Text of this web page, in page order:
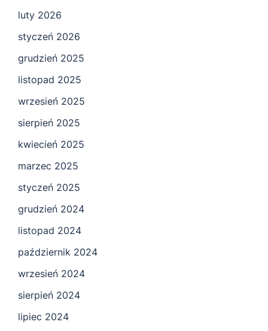
luty 2026
styczeń 2026
grudzień 2025
listopad 2025
wrzesień 2025
sierpień 2025
kwiecień 2025
marzec 2025
styczeń 2025
grudzień 2024
listopad 2024
październik 2024
wrzesień 2024
sierpień 2024
lipiec 2024